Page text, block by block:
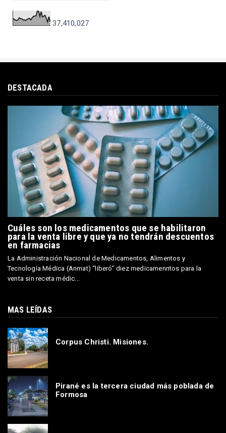
37,410,027
DESTACADA
Cuáles son los medicamentos que se habilitaron
para la venta libre y que ya no tendrán descuentos
en farmacias
La Administración Nacional de Medicamentos, Alimentos y
Tecnología Médica (Anmat) “liberó” diez medicamenntos para la
venta sin receta médic...
MAS LEÍDAS
Corpus Christi. Misiones.
Pirané es la tercera ciudad más poblada de
Formosa